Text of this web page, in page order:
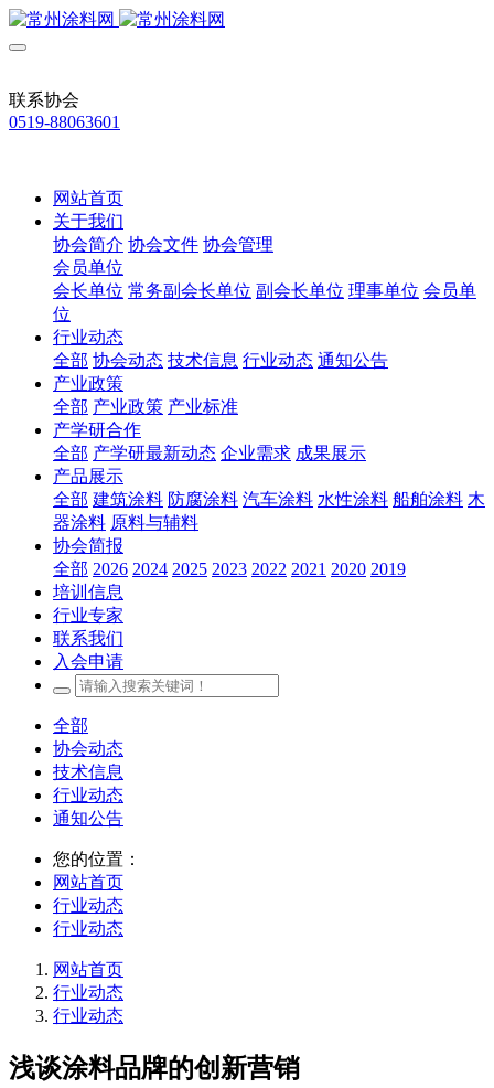
联系协会
0519-88063601
网站首页
关于我们
协会简介 协会文件 协会管理
会员单位
会长单位 常务副会长单位 副会长单位 理事单位 会员单
位
行业动态
全部 协会动态 技术信息 行业动态 通知公告
产业政策
全部 产业政策 产业标准
产学研合作
全部 产学研最新动态 企业需求 成果展示
产品展示
全部 建筑涂料 防腐涂料 汽车涂料 水性涂料 船舶涂料 木
器涂料 原料与辅料
协会简报
全部 2026 2024 2025 2023 2022 2021 2020 2019
培训信息
行业专家
联系我们
入会申请
全部
协会动态
技术信息
行业动态
通知公告
您的位置：
网站首页
行业动态
行业动态
网站首页
行业动态
行业动态
浅谈涂料品牌的创新营销